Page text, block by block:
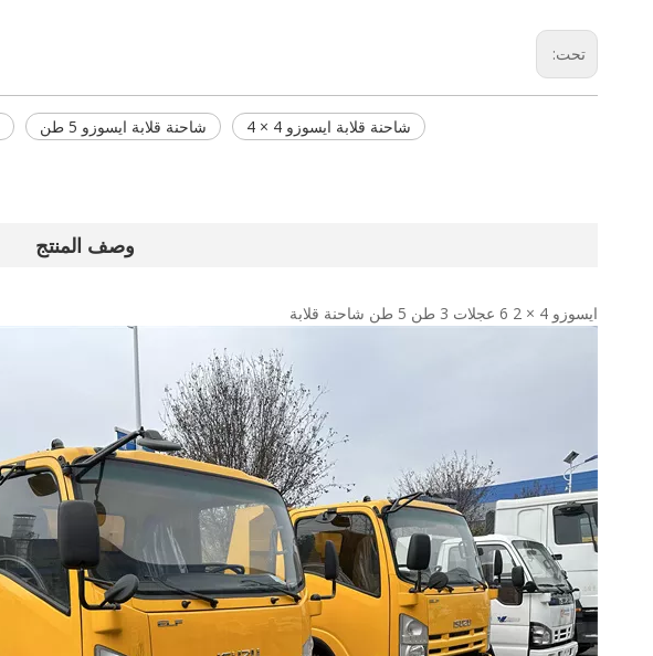
تحت:
شاحنة قلابة ايسوزو 5 طن
شاحنة قلابة ايسوزو 4 × 4
وصف المنتج
ايسوزو 4 × 2 6 عجلات 3 طن 5 طن شاحنة قلابة